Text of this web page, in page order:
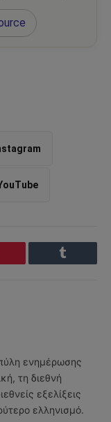
Tumblr
ενημέρωσης
τη διεθνή
εξελίξεις
ελληνισμό.